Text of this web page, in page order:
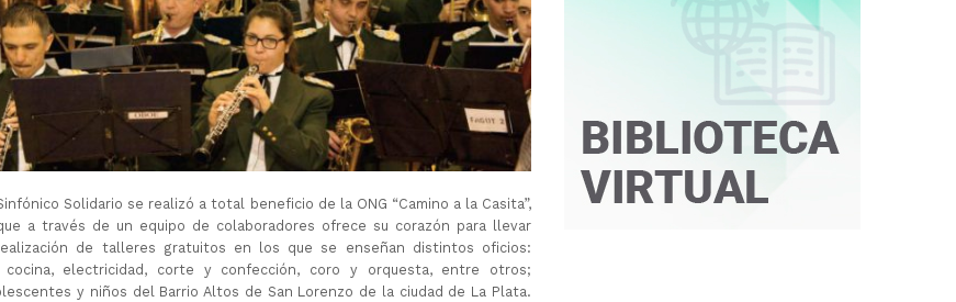
Solidario se realizó a total beneficio de la ONG “Camino a la Casita”,
a través de un equipo de colaboradores ofrece su corazón para llevar
de talleres gratuitos en los que se enseñan distintos oficios:
cocina, electricidad, corte y confección, coro y orquesta, entre otros;
y niños del Barrio Altos de San Lorenzo de la ciudad de La Plata.